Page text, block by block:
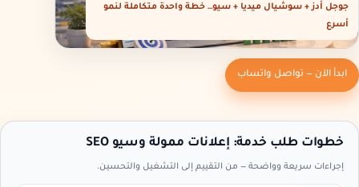
جوجل أدز + سوشيال ميديا + سيو… خطة واحدة متكاملة لنمو
أسرع
ابدأ الآن — تواصل واتساب
خطوات طلب خدمة: إعلانات ممولة وسيو SEO
إجراءات سريعة وواضحة — من التقييم إلى التشغيل والتحسين.